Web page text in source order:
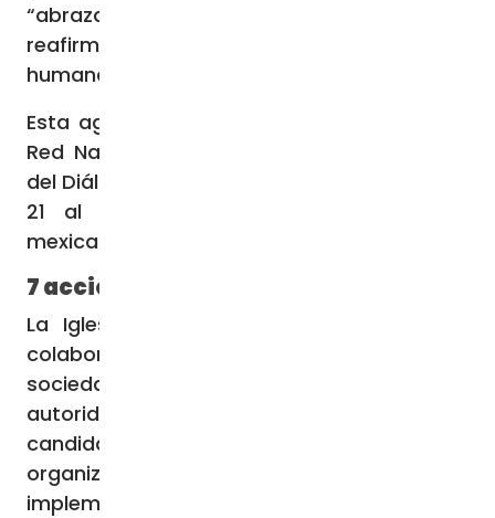
“abrazar una cultura del cuidado que
reafirme el valor de la vida, la dignidad
humana, la fraternidad y la casa común”.
Esta agenda, así como la creación de una
Red Nacional de Paz, nace en el contexto
del Diálogo Nacional por la Paz realizado del
21 al 23 de septiembre en el estado
mexicano de Puebla.
7 acciones claves por la paz
La Iglesia hizo además un llamado a la
colaboración con distintos actores de la
sociedad civil, incluyendo a las diversas
autoridades del gobierno, así como a
candidatos políticos, universidades y
organizaciones, invitándolos a unirse en la
implementación de siete acciones claves